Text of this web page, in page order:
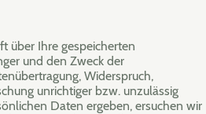
über Ihre gespeicherten
und den Zweck der
Widerspruch,
unrichtiger bzw. unzulässig
Daten ergeben, ersuchen wir